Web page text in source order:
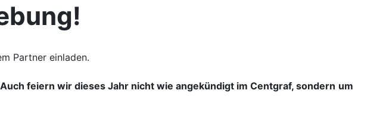
Partner einladen.
feiern wir dieses Jahr nicht wie angekündigt im Centgraf, sondern um